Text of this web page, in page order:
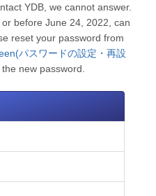
YDB, we cannot answer.
before June 24, 2022, can
reset your password from
パスワードの設定・再設
new password.